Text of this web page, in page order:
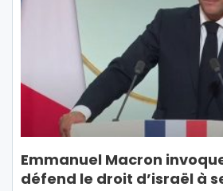
Emmanuel Macron
défend le droit d’israël à